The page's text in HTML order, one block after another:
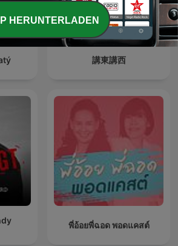
講東講西
พี่อ้อยพี่ฉอด พอดแคสต์
HERUNTERLADEN